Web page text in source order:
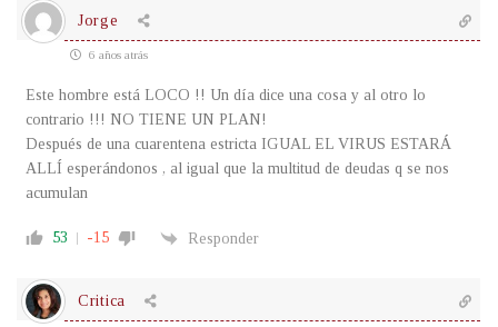
Jorge
6 años atrás
Este hombre está LOCO !! Un día dice una cosa y al otro lo
contrario !!! NO TIENE UN PLAN!
Después de una cuarentena estricta IGUAL EL VIRUS ESTARÁ
ALLÍ esperándonos , al igual que la multitud de deudas q se nos
acumulan
53 -15 Responder
Critica